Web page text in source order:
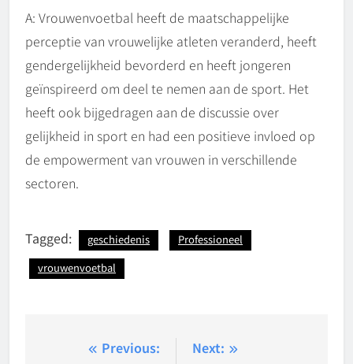
A: Vrouwenvoetbal heeft de maatschappelijke
perceptie van vrouwelijke atleten veranderd, heeft
gendergelijkheid bevorderd en heeft jongeren
geïnspireerd om deel te nemen aan de sport. Het
heeft ook bijgedragen aan de discussie over
gelijkheid in sport en had een positieve invloed op
de empowerment van vrouwen in verschillende
sectoren.
Tagged: geschiedenis
Professioneel
vrouwenvoetbal
Previous:
Next: